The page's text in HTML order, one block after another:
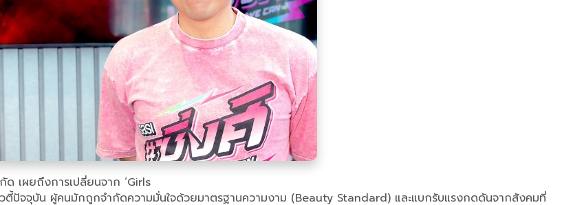
เผยถึงการเปลี่ยนจาก ‘Girls
วตี้ปัจจุบัน ผู้คนมักถูกจำกัดความมั่นใจด้วยมาตรฐานความงาม (Beauty Standard) และแบกรับแรงกดดันจากสังคมที่